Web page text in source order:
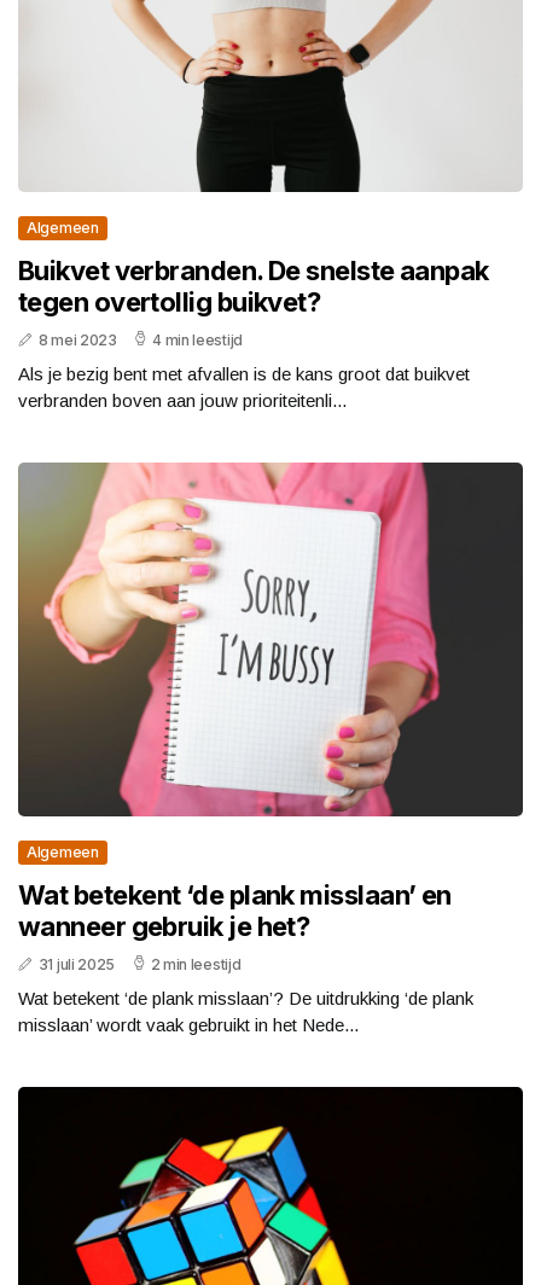
Algemeen
Buikvet verbranden. De snelste aanpak
tegen overtollig buikvet?
8 mei 2023 4 min leestijd
Als je bezig bent met afvallen is de kans groot dat buikvet
verbranden boven aan jouw prioriteitenli...
Algemeen
Wat betekent ‘de plank misslaan’ en
wanneer gebruik je het?
31 juli 2025 2 min leestijd
Wat betekent ‘de plank misslaan’? De uitdrukking ‘de plank
misslaan’ wordt vaak gebruikt in het Nede...